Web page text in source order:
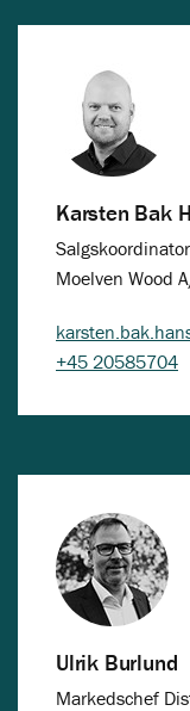
Karsten Bak
Salgskoordinator
Moelven Wood
+45 20585704
Ulrik Burlund
Markedschef